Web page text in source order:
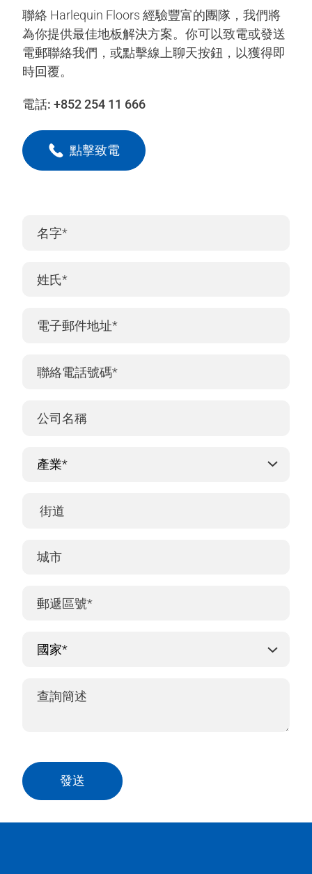
聯絡 Harlequin Floors 經驗豐富的團隊，我們將
為你提供最佳地板解決方案。你可以致電或發送
電郵聯絡我們，或點擊線上聊天按鈕，以獲得即
時回覆。
電話: +852 254 11 666
點擊致電
發送